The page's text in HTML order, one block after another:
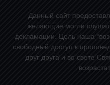
Данный сайт
желающие могли
декламации. Цель наша
свободный доступ к
друг друга и во свете